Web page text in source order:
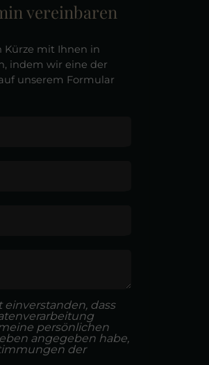
vereinbaren
Kürze mit Ihnen in
indem wir eine der
unserem Formular
einverstanden, dass
persönlichen
angegeben habe,
der